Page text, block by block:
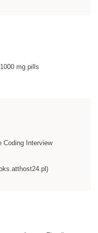
mg pills
Coding Interview